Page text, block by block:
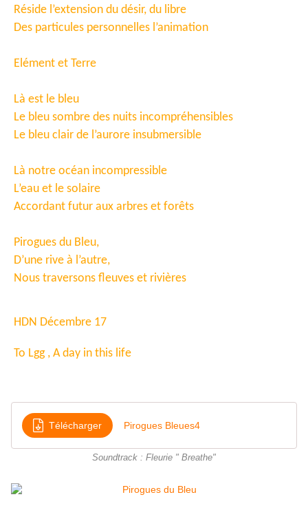
Réside l’extension du désir, du libre
Des particules personnelles l’animation
Elément et Terre
Là est le bleu
Le bleu sombre des nuits incompréhensibles
Le bleu clair de l’aurore insubmersible
Là notre océan incompressible
L’eau et le solaire
Accordant futur aux arbres et forêts
Pirogues du Bleu,
D’une rive à l’autre,
Nous traversons fleuves et rivières
HDN Décembre 17
To Lgg , A day in this life
Télécharger Pirogues Bleues4
Soundtrack : Fleurie " Breathe"